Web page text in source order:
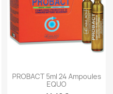
PROBACT 5ml 24 Ampoules
EQUO